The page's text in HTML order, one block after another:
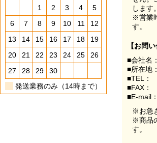
1
2 3 4
5
6
7 8 9 10 11
12
13
14 15 16 17 18
19
20
21 22 23 24 25
26
27
28 29
30
発送業務のみ（14時まで）
します。
※営業
す。
【お問
■会社名：
■所在地：
■TEL：
■FAX：
■E-mail：
※お急
※商品
す。